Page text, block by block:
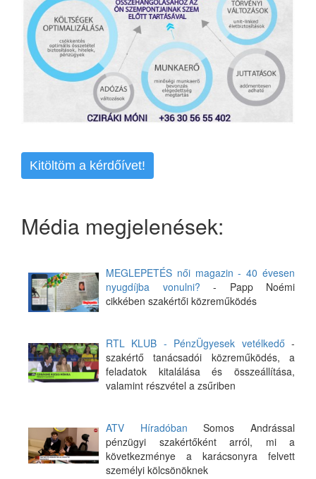
Kitöltöm a kérdőívet!
Média megjelenések:
MEGLEPETÉS női magazin - 40 évesen
nyugdíjba vonulni? - Papp Noémi
cikkében szakértői közreműködés
RTL KLUB - PénzÜgyesek vetélkedő -
szakértő tanácsadói közreműködés, a
feladatok kitalálása és összeállítása,
valamint részvétel a zsűriben
ATV Híradóban Somos Andrással
pénzügyi szakértőként arról, mi a
következménye a karácsonyra felvett
személyi kölcsönöknek